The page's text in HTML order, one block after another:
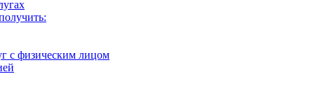
с физическим лицом